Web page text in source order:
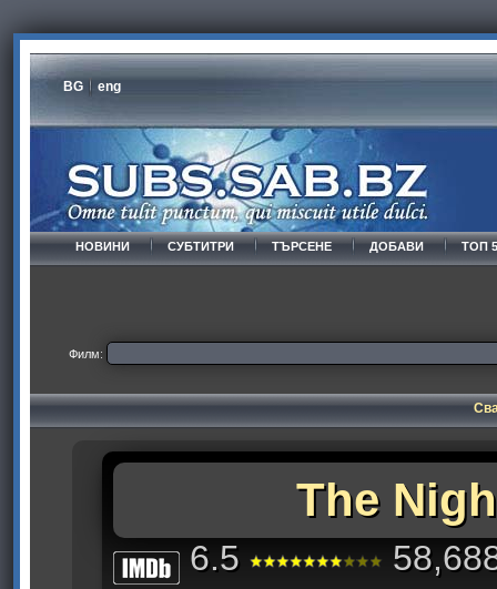
BG eng
НОВИНИ СУБТИТРИ ТЪРСЕНЕ ДОБАВИ ТОП
Филм:
The
6.5